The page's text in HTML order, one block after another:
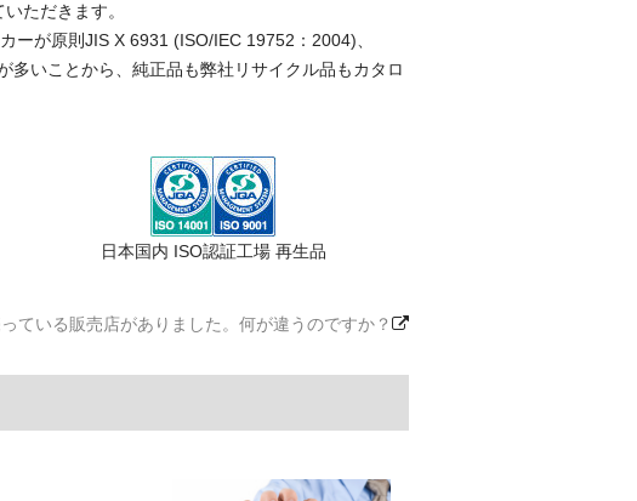
ただきます。
ーが原則JIS X 6931 (ISO/IEC 19752：2004)、
いことから、純正品も弊社リサイクル品もカタロ
日本国内 ISO認証工場 再生品
ている販売店がありました。何が違うのですか？